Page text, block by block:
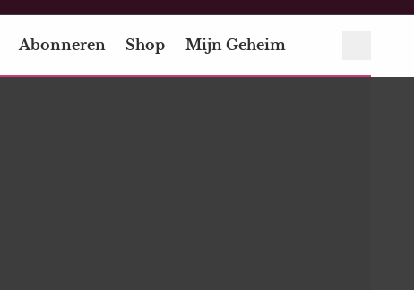
Abonneren Shop Mijn Geheim